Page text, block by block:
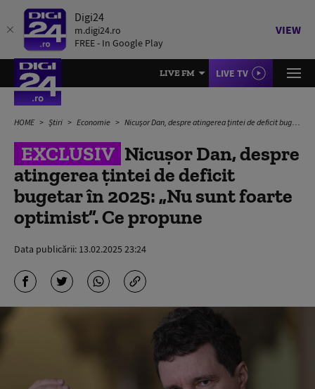
Digi24
m.digi24.ro
FREE - In Google Play
VIEW
LIVE FM LIVE TV
HOME Știri Economie Nicușor Dan, despre atingerea țintei de deficit bugetar în 2025: „Nu sunt foarte optimist”. Ce propune
EXCLUSIV Nicușor Dan, despre
atingerea țintei de deficit
bugetar în 2025: „Nu sunt foarte
optimist”. Ce propune
Data publicării: 13.02.2025 23:24